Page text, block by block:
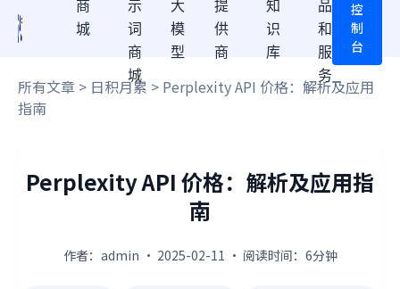
商
城
示
词
商
城
大
模
型
提
供
商
知
识
库
品
和
服
务
控
制
台
所有文章 > 日积月累 > Perplexity API 价格：解析及应用
指南
Perplexity API 价格：解析及应用指
南
作者：admin · 2025-02-11 · 阅读时间：6分钟